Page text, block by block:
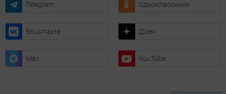
Telegram Одноклассники
ВКонтакте Дзен
Max YouTube